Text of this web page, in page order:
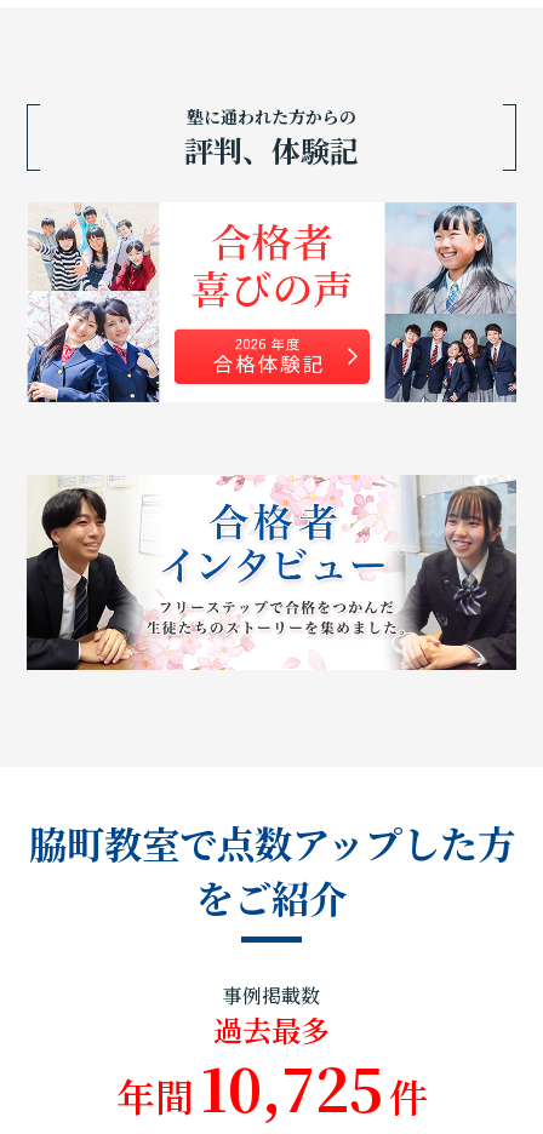
塾に通われた方からの
評判、体験記
脇町教室で点数アップした方
をご紹介
事例掲載数
過去最多
年間 10,725件